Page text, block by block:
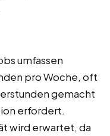
umfassen
pro Woche, oft
gemacht
erfordert.
wird erwartet, da